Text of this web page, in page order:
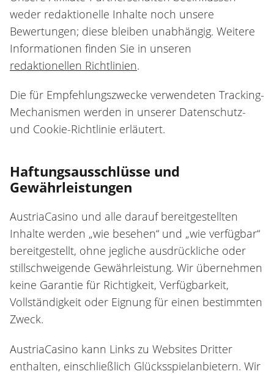
weder redaktionelle Inhalte noch unsere
Bewertungen; diese bleiben unabhängig. Weitere
Informationen finden Sie in unseren
redaktionellen Richtlinien.
Die für Empfehlungszwecke verwendeten Tracking-
Mechanismen werden in unserer Datenschutz-
und Cookie-Richtlinie erläutert.
Haftungsausschlüsse und
Gewährleistungen
AustriaCasino und alle darauf bereitgestellten
Inhalte werden „wie besehen“ und „wie verfügbar“
bereitgestellt, ohne jegliche ausdrückliche oder
stillschweigende Gewährleistung. Wir übernehmen
keine Garantie für Richtigkeit, Verfügbarkeit,
Vollständigkeit oder Eignung für einen bestimmten
Zweck.
AustriaCasino kann Links zu Websites Dritter
enthalten, einschließlich Glücksspielanbietern. Wir